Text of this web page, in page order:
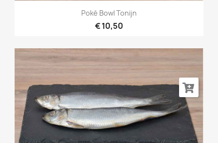
Poké Bowl Tonijn
€ 10,50